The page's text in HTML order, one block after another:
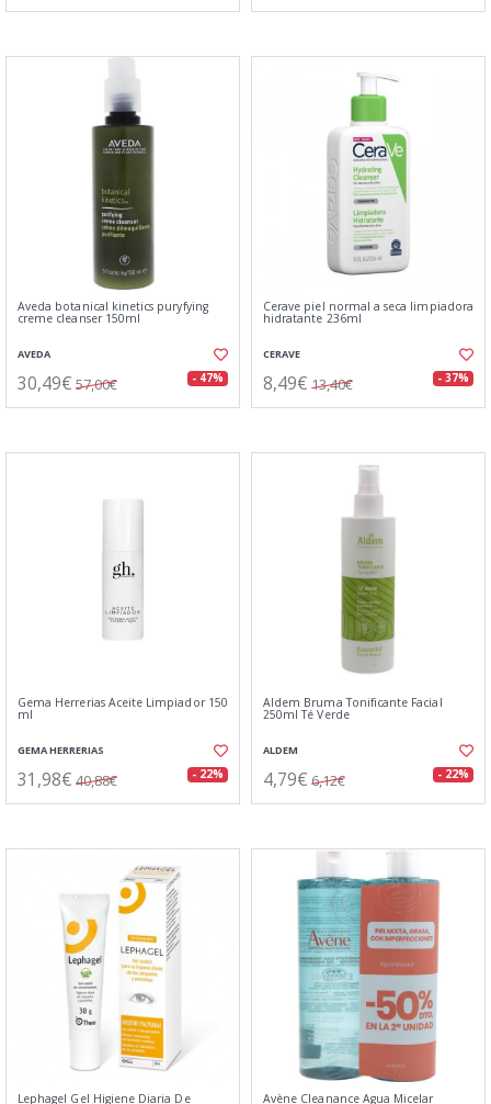
Aveda botanical kinetics puryfying
creme cleanser 150ml
AVEDA
30,49€ 57,00€ - 47%
Cerave piel normal a seca limpiadora
hidratante 236ml
CERAVE
8,49€ 13,40€ - 37%
Gema Herrerias Aceite Limpiador 150
ml
GEMA HERRERIAS
31,98€ 40,88€ - 22%
Aldem Bruma Tonificante Facial
250ml Té Verde
ALDEM
4,79€ 6,12€ - 22%
Lephagel Gel Higiene Diaria De Avène Cleanance Agua Micelar